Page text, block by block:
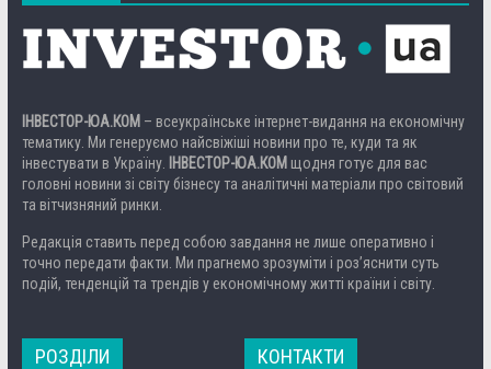
ІНВЕСТОР-ЮА.КОМ – всеукраїнське інтернет-видання на економічну
тематику. Ми генеруємо найсвіжіші новини про те, куди та як
інвестувати в Україну.
ІНВЕСТОР-ЮА.КОМ щодня готує для вас
головні новини зі світу бізнесу та аналітичні матеріали про світовий
та вітчизняний ринки.
Редакція ставить перед собою завдання не лише оперативно і
точно передати факти. Ми прагнемо зрозуміти і роз’яснити суть
подій, тенденцій та трендів у економічному житті країни і світу.
РОЗДІЛИ КОНТАКТИ